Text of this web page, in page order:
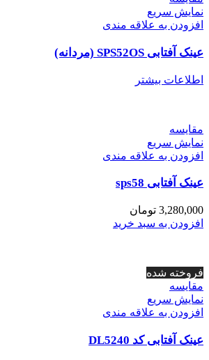
نمایش سریع
افزودن به علاقه مندی
عینک آفتابی SPS52OS (مردانه)
اطلاعات بیشتر
مقايسه
نمایش سریع
افزودن به علاقه مندی
عینک آفتابی sps58
3,280,000 تومان
افزودن به سبد خرید
فروخته شده
مقايسه
نمایش سریع
افزودن به علاقه مندی
عینک آفتابی کد DL5240